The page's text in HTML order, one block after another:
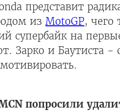
представит
из MotoGP, чего
супербайк на
Зарко и Баутиста
попросили